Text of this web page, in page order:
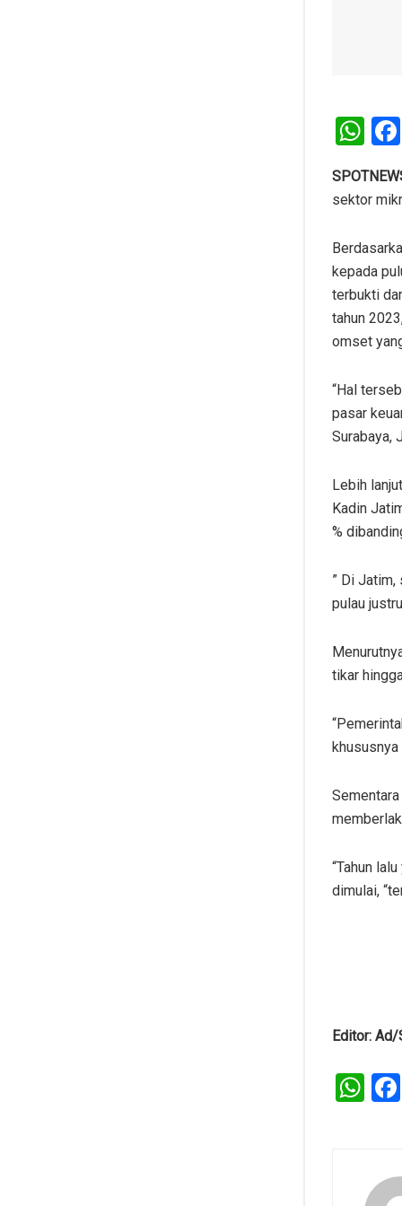
W
h
at
s
A
p
p
sektor
kepada
terbukti
tahun
omset
“Hal
pasar
Surabaya,
Lebih
Kadin
%
” Di Jatim,
pulau
tikar
khususnya
“Tahun
dimulai,
Editor:
W
h
s